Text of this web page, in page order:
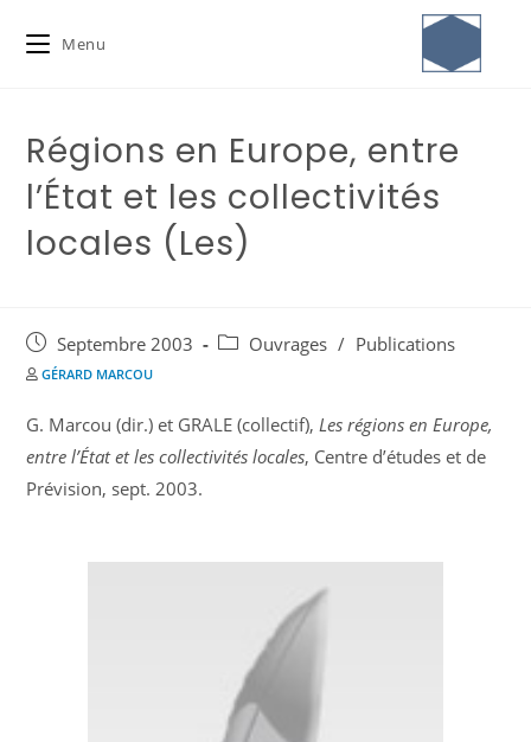
Menu
Régions en Europe, entre
l’État et les collectivités
locales (Les)
Septembre 2003 Ouvrages / Publications
GÉRARD MARCOU
G. Marcou (dir.) et GRALE (collectif),Les régions en Europe,
entre l’État et les collectivités locales, Centre d’études et de
Prévision, sept. 2003.